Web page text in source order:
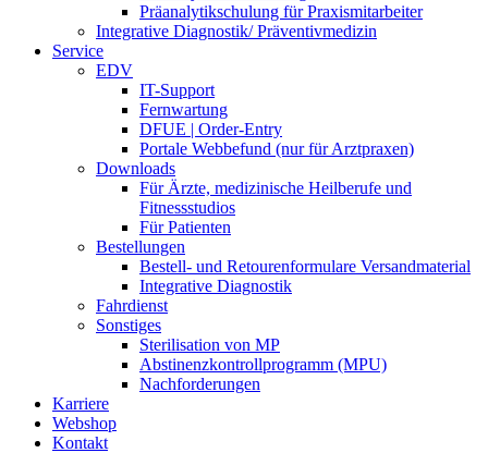
Präanalytikschulung für Praxismitarbeiter
Integrative Diagnostik/ Präventivmedizin
Service
EDV
IT-Support
Fernwartung
DFUE | Order-Entry
Portale Webbefund (nur für Arztpraxen)
Downloads
Für Ärzte, medizinische Heilberufe und
Fitnessstudios
Für Patienten
Bestellungen
Bestell- und Retourenformulare Versandmaterial
Integrative Diagnostik
Fahrdienst
Sonstiges
Sterilisation von MP
Abstinenzkontrollprogramm (MPU)
Nachforderungen
Karriere
Webshop
Kontakt